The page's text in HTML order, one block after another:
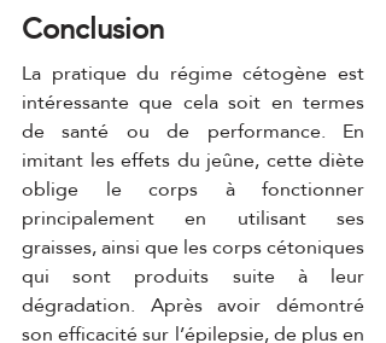
Conclusion
La pratique du régime cétogène est
intéressante que cela soit en termes
de santé ou de performance. En
imitant les effets du jeûne, cette diète
oblige le corps à fonctionner
principalement en utilisant ses
graisses, ainsi que les corps cétoniques
qui sont produits suite à leur
dégradation. Après avoir démontré
son efficacité sur l’épilepsie, de plus en